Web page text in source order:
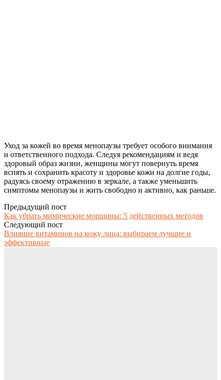
Уход за кожей во время менопаузы требует особого внимания
и ответственного подхода. Следуя рекомендациям и ведя
здоровый образ жизни, женщины могут повернуть время
вспять и сохранить красоту и здоровье кожи на долгие годы,
радуясь своему отражению в зеркале, а также уменьшить
симптомы менопаузы и жить свободно и активно, как раньше.
Предыдущий пост
Как убрать мимические морщины: 5 действенных методов
Следующий пост
Влияние витаминов на кожу лица: выбираем лучшие и
эффективные